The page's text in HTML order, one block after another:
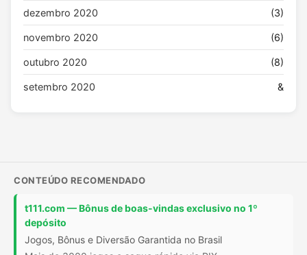
dezembro 2020 (3)
novembro 2020 (6)
outubro 2020 (8)
setembro 2020 &
CONTEÚDO RECOMENDADO
t111.com — Bônus de boas-vindas exclusivo no 1º
depósito
Jogos, Bônus e Diversão Garantida no Brasil